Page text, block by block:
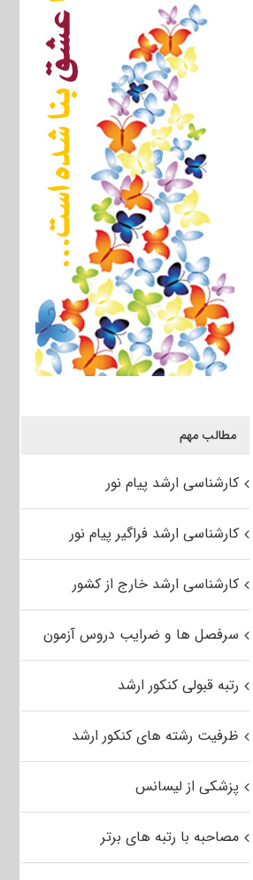
مطالب مهم
کارشناسی ارشد پیام نور
کارشناسی ارشد فراگیر پیام نور
کارشناسی ارشد خارج از کشور
سرفصل ها و ضرایب دروس آزمون
رتبه قبولی کنکور ارشد
ظرفیت رشته های کنکور ارشد
پزشکی از لیسانس
مصاحبه با رتبه های برتر